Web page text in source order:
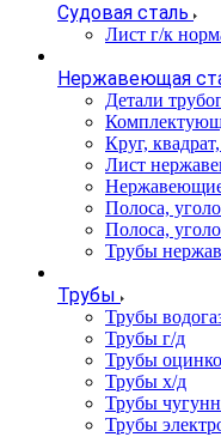
Судовая сталь
Лист г/к
Нержавеющая
Детали
Круг,
Лист
Полоса,
Полоса,
Трубы
Трубы
Трубы
Трубы г/д
Трубы
Трубы х/д
Трубы
Трубы